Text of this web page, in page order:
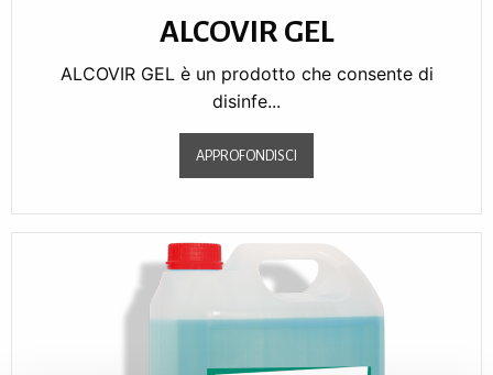
ALCOVIR GEL
ALCOVIR GEL è un prodotto che consente di
disinfe...
APPROFONDISCI